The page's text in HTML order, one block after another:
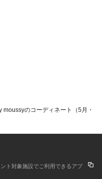
のコーディネート（5月・
ト対象施設でご利用できるアプ